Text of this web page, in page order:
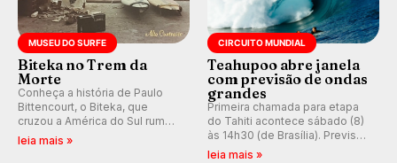
MUSEU DO SURFE
Biteka no Trem da
Morte
Conheça a história de Paulo
Bittencourt, o Biteka, que
cruzou a América do Sul rumo
ao Pacífico em uma jornada
leia mais »
CIRCUITO MUNDIAL
Teahupoo abre janela
com previsão de ondas
grandes
Primeira chamada para etapa
do Tahiti acontece sábado (8)
às 14h30 (de Brasília). Previsão
indica swell consistente.
leia mais »